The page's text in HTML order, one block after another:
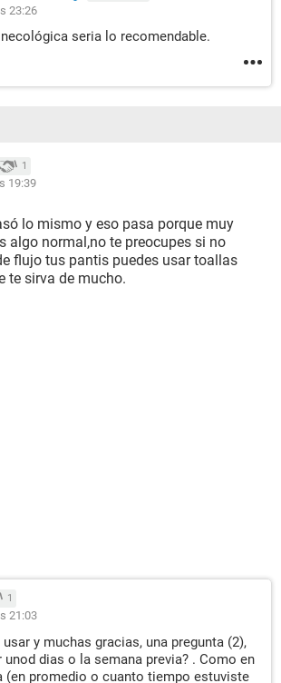
23:26
seria lo recomendable.
1
19:39
lo mismo y eso pasa porque muy
algo normal,no te preocupes si no
flujo tus pantis puedes usar toallas
te sirva de mucho.
1
21:03
y muchas gracias, una pregunta (2),
unod dias o la semana previa? . Como en
(en promedio o cuanto tiempo estuviste